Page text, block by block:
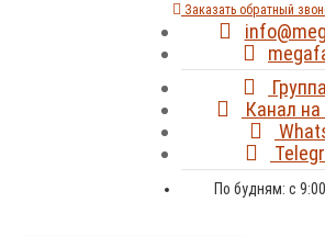
Заказать обратный
Канал на
По будням: с